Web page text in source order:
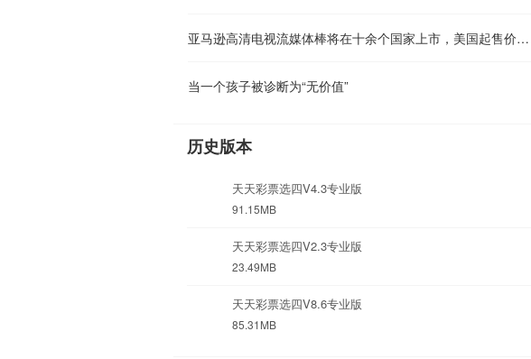
亚马逊高清电视流媒体棒将在十余个国家上市，美国起售价为34.99美元。
当一个孩子被诊断为“无价值”
历史版本
天天彩票选四V4.3专业版
91.15MB
天天彩票选四V2.3专业版
23.49MB
天天彩票选四V8.6专业版
85.31MB